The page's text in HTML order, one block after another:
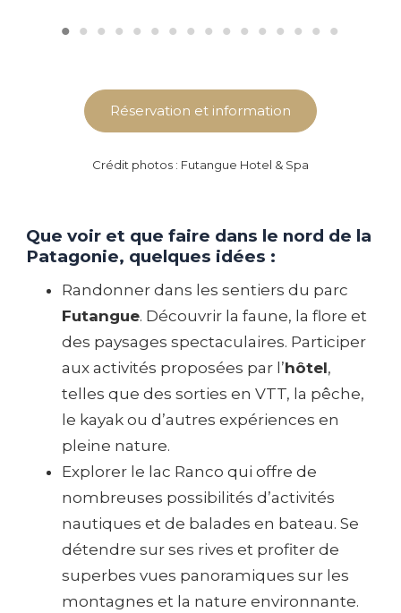
Réservation et information
Crédit photos : Futangue Hotel & Spa
Que voir et que faire dans le nord de la
Patagonie, quelques idées :
Randonner dans les sentiers du parc
Futangue. Découvrir la faune, la flore et
des paysages spectaculaires. Participer
aux activités proposées par l’hôtel,
telles que des sorties en VTT, la pêche,
le kayak ou d’autres expériences en
pleine nature.
Explorer le lac Ranco qui offre de
nombreuses possibilités d’activités
nautiques et de balades en bateau. Se
détendre sur ses rives et profiter de
superbes vues panoramiques sur les
montagnes et la nature environnante.